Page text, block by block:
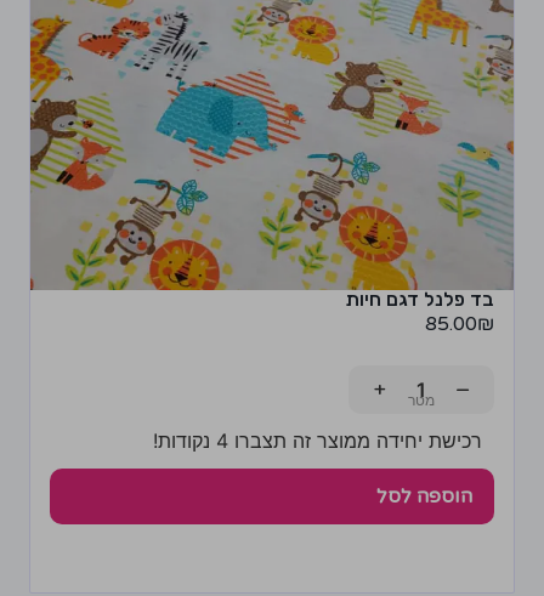
בד פלנל דגם חיות
85.00₪
−
+
רכישת יחידה ממוצר זה תצברו 4 נקודות!
הוספה לסל